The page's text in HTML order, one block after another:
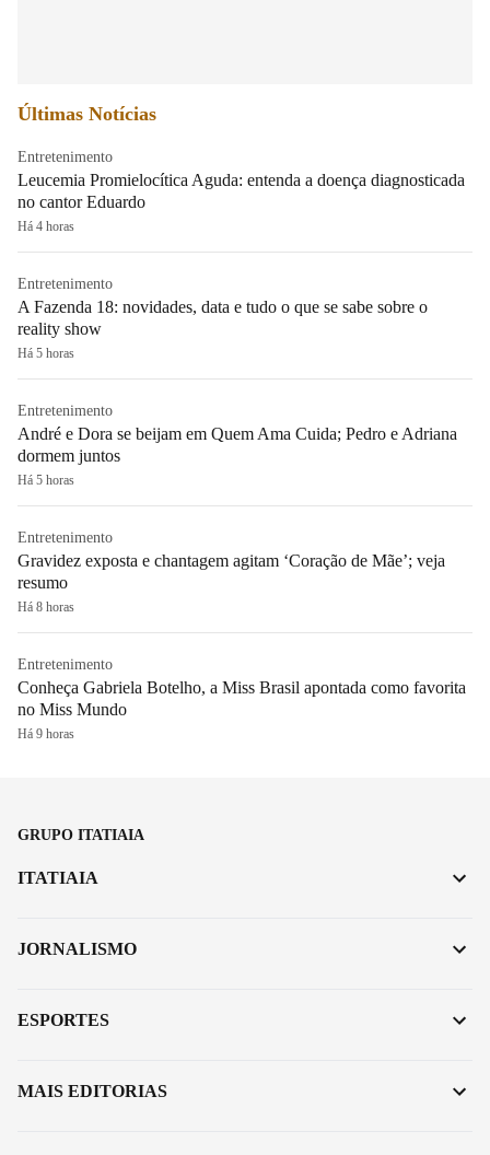
Últimas Notícias
Entretenimento
Leucemia Promielocítica Aguda: entenda a doença diagnosticada
no cantor Eduardo
Há 4 horas
Entretenimento
A Fazenda 18: novidades, data e tudo o que se sabe sobre o
reality show
Há 5 horas
Entretenimento
André e Dora se beijam em Quem Ama Cuida; Pedro e Adriana
dormem juntos
Há 5 horas
Entretenimento
Gravidez exposta e chantagem agitam ‘Coração de Mãe’; veja
resumo
Há 8 horas
Entretenimento
Conheça Gabriela Botelho, a Miss Brasil apontada como favorita
no Miss Mundo
Há 9 horas
GRUPO ITATIAIA
ITATIAIA
JORNALISMO
ESPORTES
MAIS EDITORIAS